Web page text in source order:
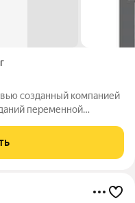
созданный компанией
переменной
пешком до метро